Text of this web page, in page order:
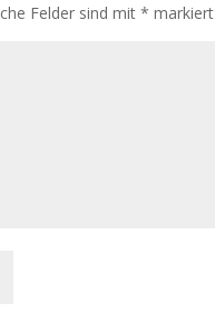
Felder sind mit* markiert